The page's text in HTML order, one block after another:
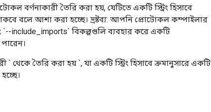
বর্ণনাকারী তৈরি করা হয়, যেটিতে একটি স্ট্রিং হিসাবে
বলে আশা করা হচ্ছে। দ্রষ্টব্য: আপনি প্রোটোকল কম্পাইলার
include_imports` বিকল্পগুলি ব্যবহার করে একটি
` থেকে তৈরি করা হয় `, যা একটি স্ট্রিং হিসাবে ক্রমানুসারে একটি